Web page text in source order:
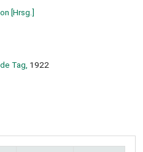
[Hrsg.]
Tag, 1922